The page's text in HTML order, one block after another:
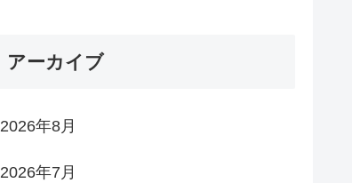
アーカイブ
2026年8月
2026年7月